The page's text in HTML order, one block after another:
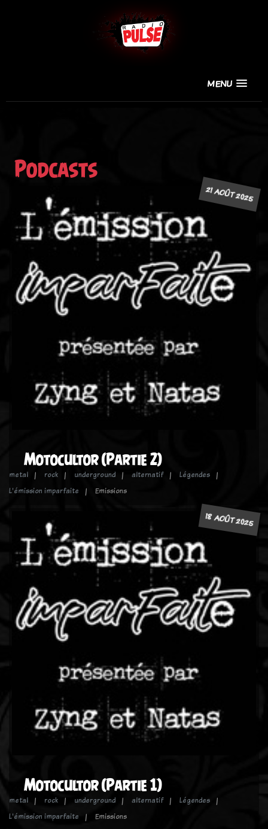
MENU
Podcasts
21 AOÛT 2025
Motocultor (Partie 2)
metal rock underground alternatif
Légendes
L'émission imparfaite
Emissions
18 AOÛT 2025
Motocultor (Partie 1)
metal rock underground alternatif
Légendes
L'émission imparfaite
Emissions